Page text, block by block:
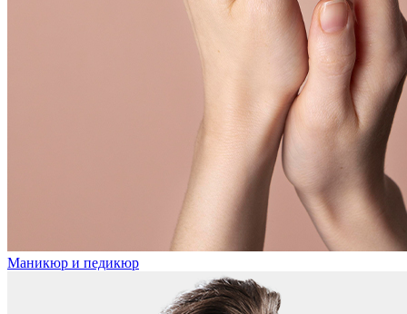
Маникюр и педикюр